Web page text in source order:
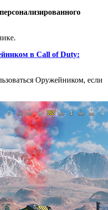
в Call of Duty:
Оружейником, если